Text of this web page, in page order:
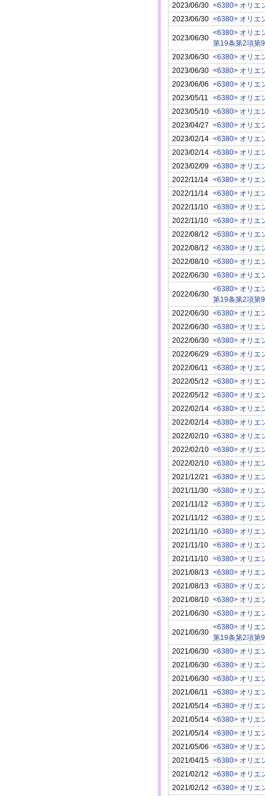
2023/06/30 <6380> オリエ
2023/06/30 <6380> オリエ
2023/06/30
<6380> オリエ
第19条第2項第
2023/06/30 <6380> オリエ
2023/06/30 <6380> オリエ
2023/06/06 <6380> オリエ
2023/05/11
<6380> オリエ
2023/05/10 <6380> オリエ
2023/04/27 <6380> オリエ
2023/02/14 <6380> オリエ
2023/02/14 <6380> オリエ
2023/02/09 <6380> オリエ
2022/11/14 <6380> オリエ
2022/11/14 <6380> オリエ
2022/11/10 <6380> オリエ
2022/11/10 <6380> オリエ
2022/08/12 <6380> オリエ
2022/08/12 <6380> オリエ
2022/08/10 <6380> オリエ
2022/06/30 <6380> オリエ
2022/06/30
<6380> オリエ
第19条第2項第
2022/06/30 <6380> オリエ
2022/06/30 <6380> オリエ
2022/06/30 <6380> オリエ
2022/06/29 <6380> オリエ
2022/06/11
<6380> オリエ
2022/05/12 <6380> オリエ
2022/05/12 <6380> オリエ
2022/02/14 <6380> オリエ
2022/02/14 <6380> オリエ
2022/02/10 <6380> オリエ
2022/02/10 <6380> オリエ
2022/02/10 <6380> オリエ
2021/12/21
<6380> オリエ
2021/11/30 <6380> オリエ
2021/11/12
<6380> オリエ
2021/11/12
<6380> オリエ
2021/11/10 <6380> オリエ
2021/11/10 <6380> オリエ
2021/11/10 <6380> オリエ
2021/08/13 <6380> オリエ
2021/08/13 <6380> オリエ
2021/08/10 <6380> オリエ
2021/06/30 <6380> オリエ
2021/06/30
<6380> オリエ
第19条第2項第
2021/06/30 <6380> オリエ
2021/06/30 <6380> オリエ
2021/06/30 <6380> オリエ
2021/06/11
<6380> オリエ
2021/05/14 <6380> オリエ
2021/05/14 <6380> オリエ
2021/05/14 <6380> オリエ
2021/05/06 <6380> オリエ
2021/04/15 <6380> オリエ
2021/02/12 <6380> オリエ
2021/02/12 <6380> オリエ